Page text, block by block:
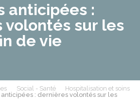
anticipées :
volontés sur les
de vie
Social - Santé
Hospitalisation et soins
: dernières volontés sur les